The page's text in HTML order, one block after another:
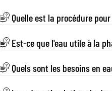
Quelle est la procédure
Est‑ce que l'eau utile à la
Quels sont les besoins en